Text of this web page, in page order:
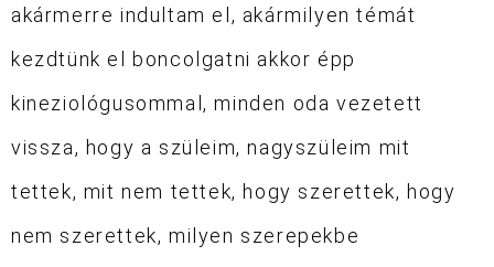
akármerre indultam el, akármilyen témát
kezdtünk el boncolgatni akkor épp
kineziológusommal, minden oda vezetett
vissza, hogy a szüleim, nagyszüleim mit
tettek, mit nem tettek, hogy szerettek, hogy
nem szerettek, milyen szerepekbe